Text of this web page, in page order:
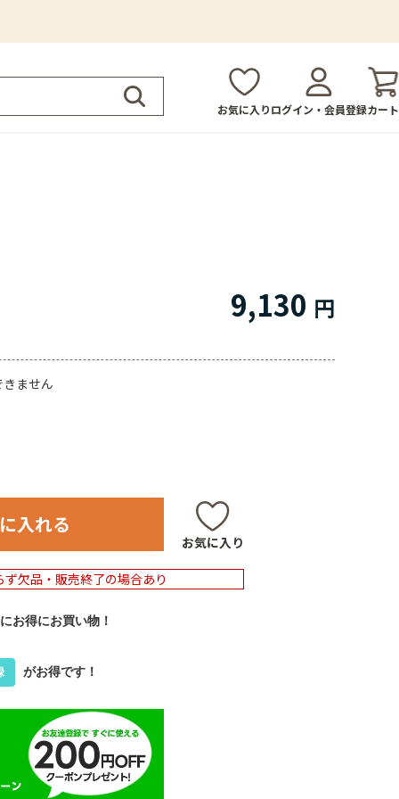
お気に入りログイン・会員登録カート
9,130
ません
入れる
お気に入り
欠品・販売終了の場合あり
お得にお買い物！
がお得です！